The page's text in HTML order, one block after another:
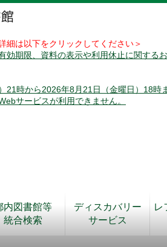
は以下をクリックしてください＞
効期限、資料の表示や利用休止に関する
21時から2026年8月21日（金曜日）18時
サービスが利用できません。
内図書館等
統合検索
ディスカバリー
サービス
レ